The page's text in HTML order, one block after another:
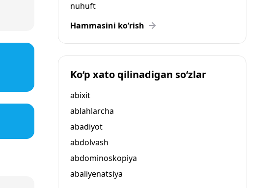
nuhuft
Hammasini ko‘rish
Ko‘p xato qilinadigan so‘zlar
abixit
ablahlarcha
abadiyot
abdolvash
abdominoskopiya
abaliyenatsiya